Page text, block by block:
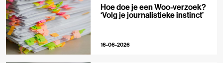
Hoe doe je een Woo-verzoek?
‘Volg je journalistieke instinct’
16-06-2026